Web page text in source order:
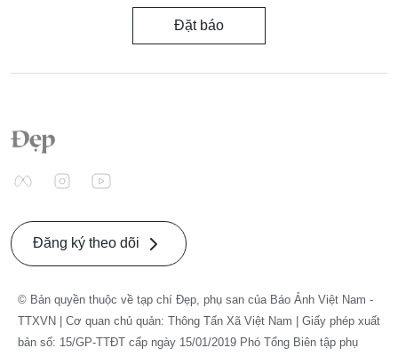
Đặt báo
Đăng ký theo dõi
© Bản quyền thuộc về tạp chí Đẹp, phụ san của Báo Ảnh Việt Nam -
TTXVN | Cơ quan chủ quản: Thông Tấn Xã Việt Nam | Giấy phép xuất
bản số: 15/GP-TTĐT cấp ngày 15/01/2019 Phó Tổng Biên tập phụ